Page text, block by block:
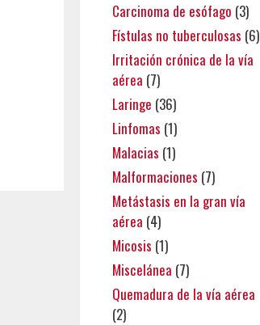
Carcinoma de esófago (3)
Fístulas no tuberculosas (6)
Irritación crónica de la vía
aérea (7)
Laringe (36)
Linfomas (1)
Malacias (1)
Malformaciones (7)
Metástasis en la gran vía
aérea (4)
Micosis (1)
Miscelánea (7)
Quemadura de la vía aérea
(2)